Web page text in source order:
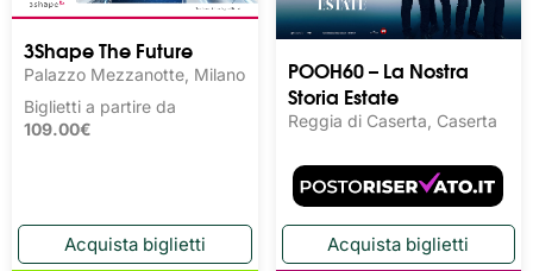
3Shape The Future
Palazzo Mezzanotte, Milano
Biglietti a partire da
109.00€
POOH60 – La Nostra
Storia Estate
Reggia di Caserta, Caserta